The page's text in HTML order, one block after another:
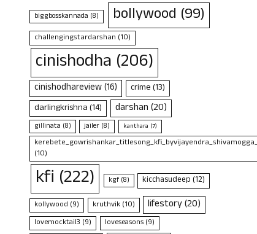
biggbosskannada (8) bollywood (99)
challengingstardarshan (10)
cinishodha (206)
cinishodhareview(16) crime(13)
darlingkrishna(14) darshan(20)
gillinata (8) jailer (8) kanthara (7)
(10)
kfi (222) kgf(8) kicchasudeep(12)
kollywood (9) kruthvik(10) lifestory(20)
lovemocktail3 (9) loveseasons(9)